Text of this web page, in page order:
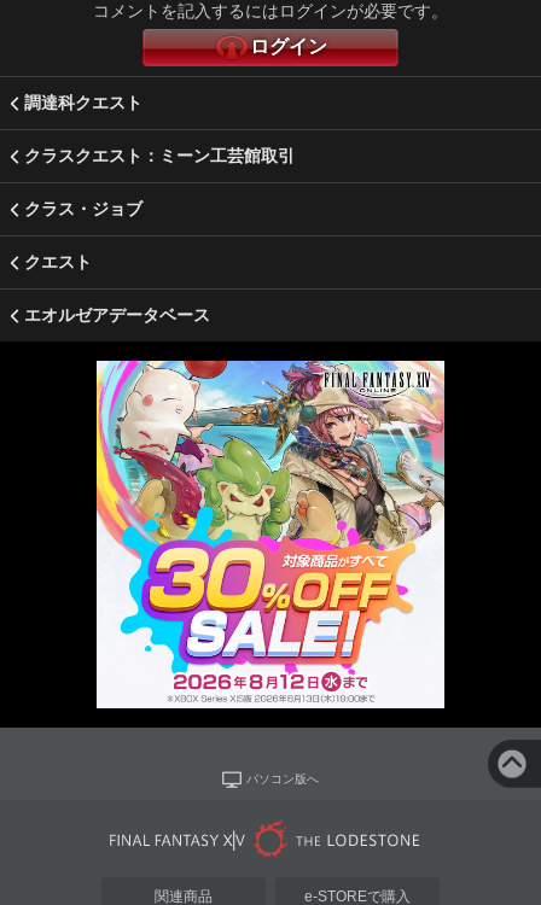
コメントを記入するにはログインが必要です。
ログイン
調達科クエスト
クラスクエスト：ミーン工芸館取引
クラス・ジョブ
クエスト
エオルゼアデータベース
パソコン版へ
関連商品 e-STOREで購入